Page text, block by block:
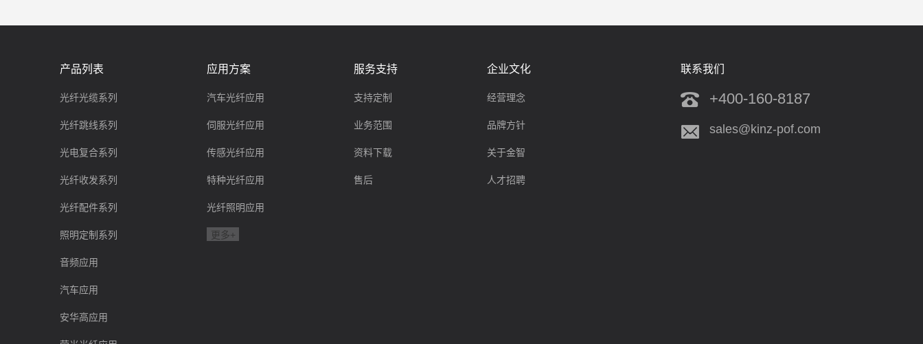
产品列表
光纤光缆系列
光纤跳线系列
光电复合系列
光纤收发系列
光纤配件系列
照明定制系列
音频应用
汽车应用
安华高应用
应用方案
汽车光纤应用
伺服光纤应用
传感光纤应用
特种光纤应用
光纤照明应用
更多+
服务支持
支持定制
业务范围
资料下载
售后
企业文化
经营理念
品牌方针
关于金智
人才招聘
联系我们
+400-160-8187
sales@kinz-pof.com